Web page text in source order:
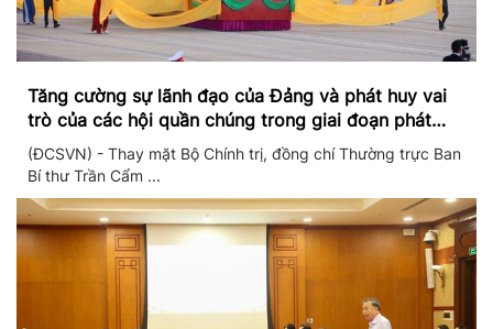
Tăng cường sự lãnh đạo của Đảng và phát huy vai
trò của các hội quần chúng trong giai đoạn phát
triển mới
(ĐCSVN) - Thay mặt Bộ Chính trị, đồng chí Thường trực Ban
Bí thư Trần Cẩm ...